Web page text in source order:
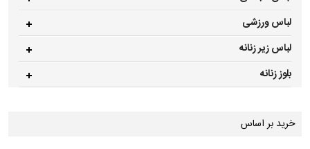
لباس ورزشی
لباس زیر زنانه
بلوز زنانه
خرید بر اساس